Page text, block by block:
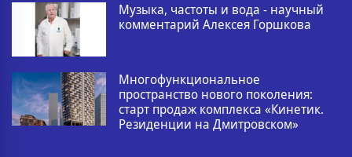
Музыка, частоты и вода - научный
комментарий Алексея Горшкова
Многофункциональное
пространство нового поколения:
старт продаж комплекса «Кинетик.
Резиденции на Дмитровском»